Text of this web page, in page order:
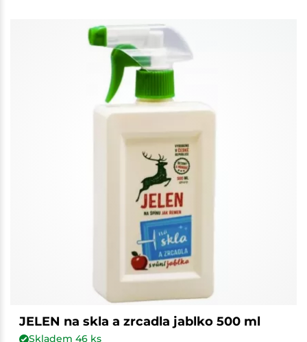
JELEN na skla a zrcadla jablko 500 ml
Skladem 46ks